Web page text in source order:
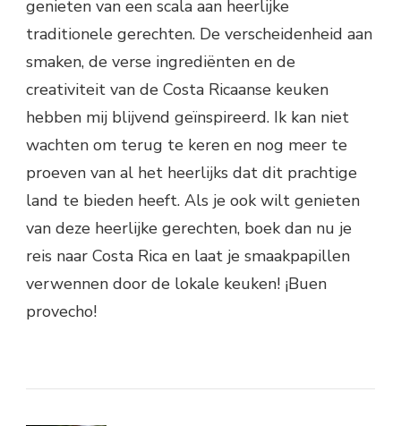
genieten van een scala aan heerlijke
traditionele gerechten. De verscheidenheid aan
smaken, de verse ingrediënten en de
creativiteit van de Costa Ricaanse keuken
hebben mij blijvend geïnspireerd. Ik kan niet
wachten om terug te keren en nog meer te
proeven van al het heerlijks dat dit prachtige
land te bieden heeft. Als je ook wilt genieten
van deze heerlijke gerechten, boek dan nu je
reis naar Costa Rica en laat je smaakpapillen
verwennen door de lokale keuken! ¡Buen
provecho!